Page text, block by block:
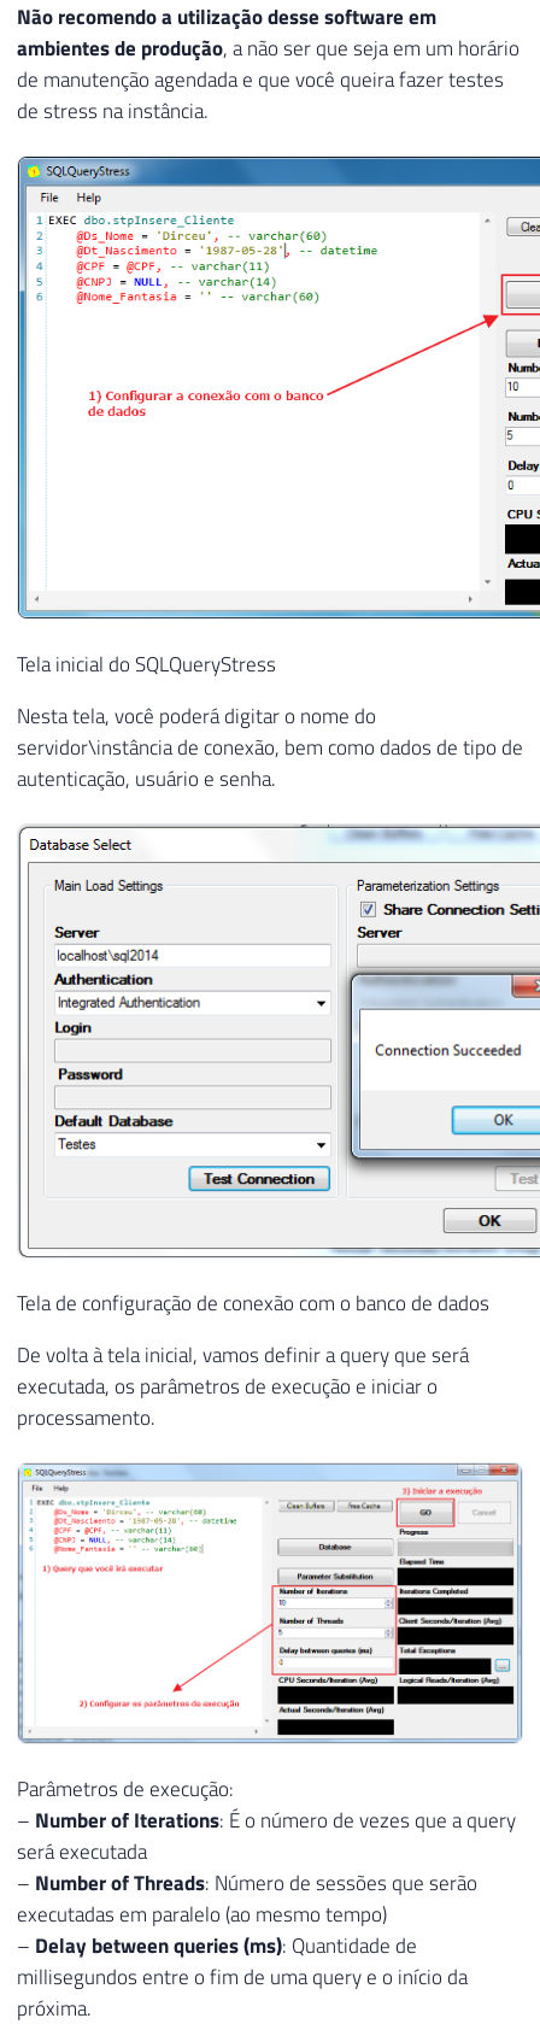
Não recomendo a utilização desse software em
ambientes de produção, a não ser que seja em um horário
de manutenção agendada e que você queira fazer testes
de stress na instância.
Tela inicial do SQLQueryStress
Nesta tela, você poderá digitar o nome do
servidor\instância de conexão, bem como dados de tipo de
autenticação, usuário e senha.
Tela de configuração de conexão com o banco de dados
De volta à tela inicial, vamos definir a query que será
executada, os parâmetros de execução e iniciar o
processamento.
Parâmetros de execução:
– Number of Iterations: É o número de vezes que a query
será executada
– Number of Threads: Número de sessões que serão
executadas em paralelo (ao mesmo tempo)
– Delay between queries (ms): Quantidade de
millisegundos entre o fim de uma query e o início da
próxima.